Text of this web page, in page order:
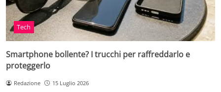
Tech
Smartphone bollente? I trucchi per raffreddarlo e
proteggerlo
Redazione 15 Luglio 2026